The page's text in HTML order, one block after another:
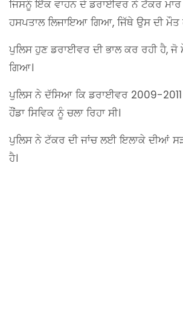
ਜਿਸਨੂੰ ਇੱਕ ਵਾਹਨ ਦੇ ਡਰਾਈਵਰ ਨੇ ਟੱਕਰ ਮਾਰ
ਹਸਪਤਾਲ ਲਿਜਾਇਆ ਗਿਆ, ਜਿੱਥੇ ਉਸ ਦੀ ਮੌਤ
ਪੁਲਿਸ ਹੁਣ ਡਰਾਈਵਰ ਦੀ ਭਾਲ ਕਰ ਰਹੀ ਹੈ, ਜੋ
ਗਿਆ।
ਪੁਲਿਸ ਨੇ ਦੱਸਿਆ ਕਿ ਡਰਾਈਵਰ 2009-2011
ਹੌਂਡਾ ਸਿਵਿਕ ਨੂੰ ਚਲਾ ਰਿਹਾ ਸੀ।
ਪੁਲਿਸ ਨੇ ਟੱਕਰ ਦੀ ਜਾਂਚ ਲਈ ਇਲਾਕੇ ਦੀਆਂ
ਹੈ।